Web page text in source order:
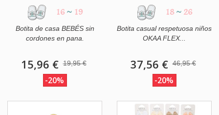
16 ~ 19
Botita de casa BEBÉS sin
cordones en pana.
15,96 € 19,95 €
-20%
18 ~ 26
Botita casual respetuosa niños
OKAA FLEX...
37,56 € 46,95 €
-20%